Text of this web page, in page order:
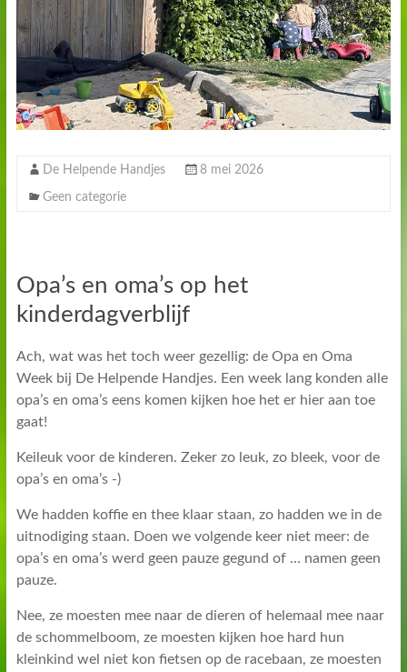
De Helpende Handjes 8 mei 2026
Geen categorie
Opa’s en oma’s op het
kinderdagverblijf
Ach, wat was het toch weer gezellig: de Opa en Oma
Week bij De Helpende Handjes. Een week lang konden alle
opa’s en oma’s eens komen kijken hoe het er hier aan toe
gaat!
Keileuk voor de kinderen. Zeker zo leuk, zo bleek, voor de
opa’s en oma’s -)
We hadden koffie en thee klaar staan, zo hadden we in de
uitnodiging staan. Doen we volgende keer niet meer: de
opa’s en oma’s werd geen pauze gegund of … namen geen
pauze.
Nee, ze moesten mee naar de dieren of helemaal mee naar
de schommelboom, ze moesten kijken hoe hard hun
kleinkind wel niet kon fietsen op de racebaan, ze moesten